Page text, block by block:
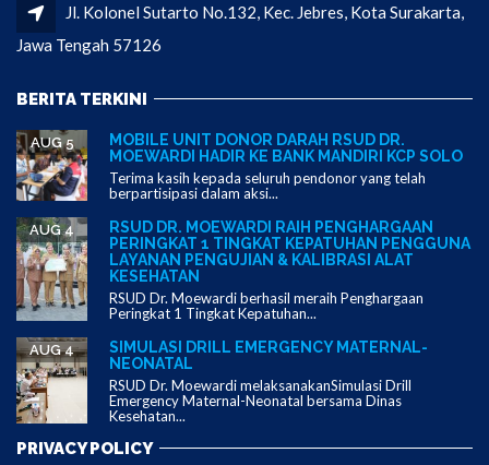
Jl. Kolonel Sutarto No.132, Kec. Jebres, Kota Surakarta,
Jawa Tengah 57126
BERITA TERKINI
MOBILE UNIT DONOR DARAH RSUD DR.
MOEWARDI HADIR KE BANK MANDIRI KCP SOLO
AUG 5
Terima kasih kepada seluruh pendonor yang telah
berpartisipasi dalam aksi...
RSUD DR. MOEWARDI RAIH PENGHARGAAN
PERINGKAT 1 TINGKAT KEPATUHAN PENGGUNA
LAYANAN PENGUJIAN & KALIBRASI ALAT
KESEHATAN
AUG 4
RSUD Dr. Moewardi berhasil meraih Penghargaan
Peringkat 1 Tingkat Kepatuhan...
SIMULASI DRILL EMERGENCY MATERNAL-
NEONATAL
AUG 4
RSUD Dr. Moewardi melaksanakanSimulasi Drill
Emergency Maternal-Neonatal bersama Dinas
Kesehatan...
PRIVACY POLICY